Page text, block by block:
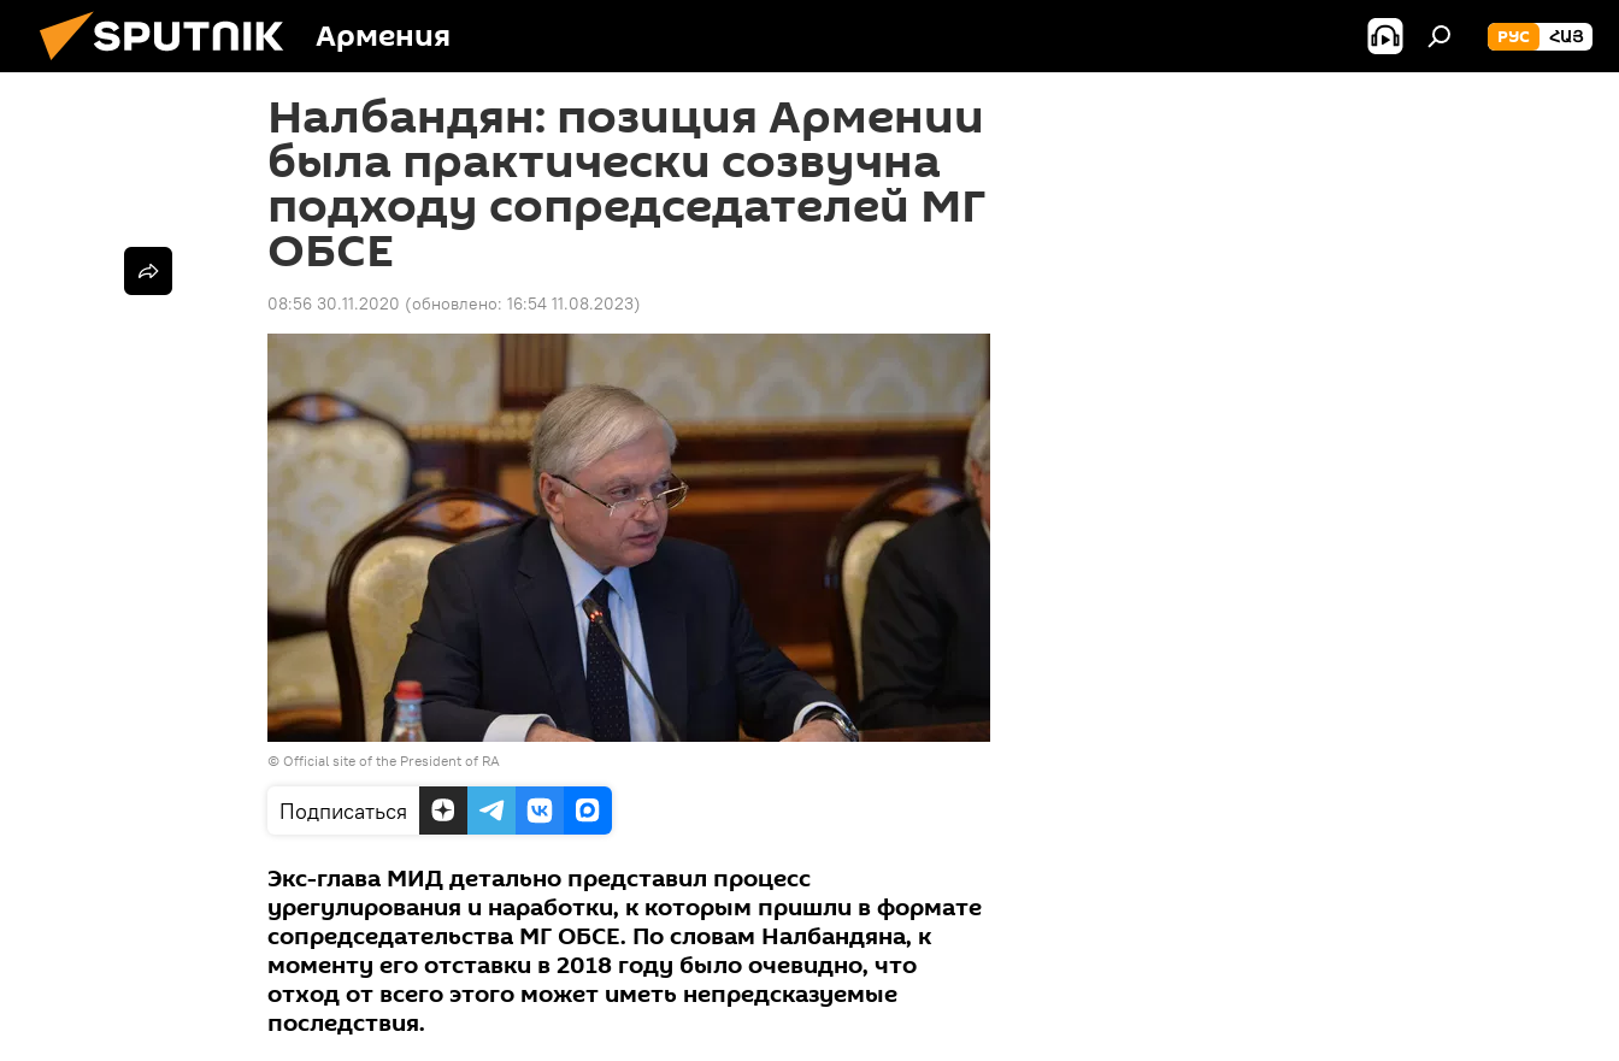
Армения РУС ՀԱՅ
Налбандян: позиция Армении
была практически созвучна
подходу сопредседателей МГ
ОБСЕ
08:56 30.11.2020 (обновлено: 16:54 11.08.2023)
© Official site of the President of RA
Подписаться
Экс-глава МИД детально представил процесс
урегулирования и наработки, к которым пришли в формате
сопредседательства МГ ОБСЕ. По словам Налбандяна, к
моменту его отставки в 2018 году было очевидно, что
отход от всего этого может иметь непредсказуемые
последствия.